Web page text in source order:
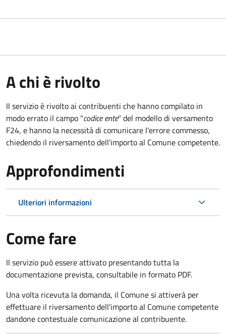
A chi è rivolto
Il servizio è rivolto ai contribuenti che hanno compilato in
modo errato il campo "codice ente" del modello di versamento
F24, e hanno la necessità di comunicare l'errore commesso,
chiedendo il riversamento dell'importo al Comune competente.
Approfondimenti
Ulteriori informazioni
Come fare
Il servizio può essere attivato presentando tutta la
documentazione prevista, consultabile in formato PDF.
Una volta ricevuta la domanda, il Comune si attiverà per
effettuare il riversamento dell'importo al Comune competente
dandone contestuale comunicazione al contribuente.